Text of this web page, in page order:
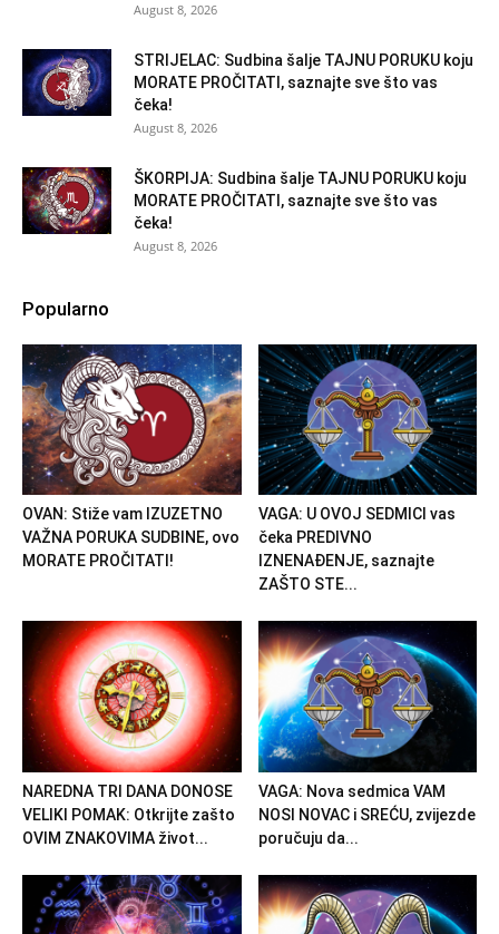
August 8, 2026
STRIJELAC: Sudbina šalje TAJNU PORUKU koju
MORATE PROČITATI, saznajte sve što vas
čeka!
August 8, 2026
ŠKORPIJA: Sudbina šalje TAJNU PORUKU koju
MORATE PROČITATI, saznajte sve što vas
čeka!
August 8, 2026
Popularno
OVAN: Stiže vam IZUZETNO
VAŽNA PORUKA SUDBINE, ovo
MORATE PROČITATI!
VAGA: U OVOJ SEDMICI vas
čeka PREDIVNO
IZNENAĐENJE, saznajte
ZAŠTO STE...
NAREDNA TRI DANA DONOSE
VELIKI POMAK: Otkrijte zašto
OVIM ZNAKOVIMA život...
VAGA: Nova sedmica VAM
NOSI NOVAC i SREĆU, zvijezde
poručuju da...